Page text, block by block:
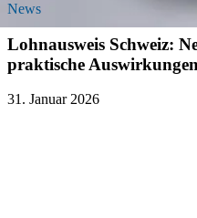
News
Lohnausweis Schweiz:
praktische Auswirkungen
31. Januar 2026